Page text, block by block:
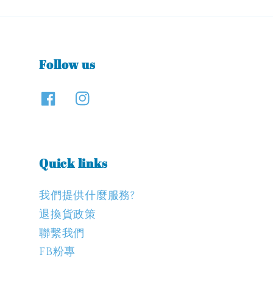
Follow us
Quick links
我們提供什麼服務?
退換貨政策
聯繫我們
FB粉專